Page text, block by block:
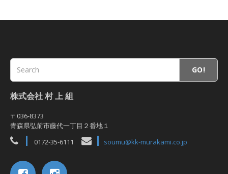
GO!
株式会社 村 上 組
〒036-8373
青森県弘前市藤代一丁目２番地１
0172-35-6111
soumu@kk-murakami.co.jp